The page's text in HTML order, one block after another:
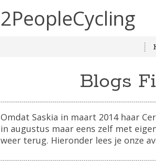
2PeopleCycling
Blogs
Omdat Saskia in maart 2014 haar
in augustus maar eens zelf met
weer terug. Hieronder lees je onze